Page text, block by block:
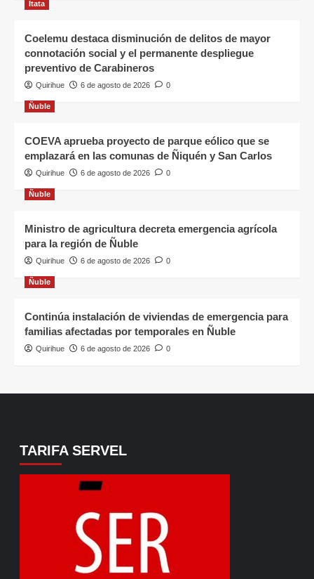
Itata
Coelemu destaca disminución de delitos de mayor
connotación social y el permanente despliegue
preventivo de Carabineros
Quirihue 6 de agosto de 2026 0
Ñuble
COEVA aprueba proyecto de parque eólico que se
emplazará en las comunas de Ñiquén y San Carlos
Quirihue 6 de agosto de 2026 0
Ñuble
Ministro de agricultura decreta emergencia agrícola
para la región de Ñuble
Quirihue 6 de agosto de 2026 0
Ñuble
Continúa instalación de viviendas de emergencia para
familias afectadas por temporales en Ñuble
Quirihue 6 de agosto de 2026 0
TARIFA SERVEL